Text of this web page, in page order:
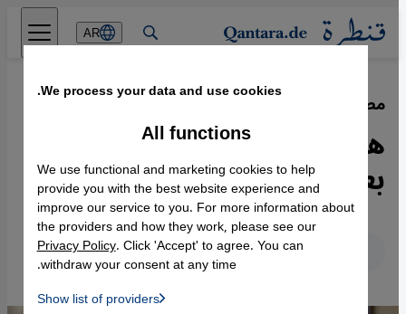
Direkt zum Inhalt springen
AR
مصر قبل الانتخابات الرئاسية 2014 ·
24.05.2014
هل ينذر انتخاب السيسي
بعودة دولة الضباط السلطوية؟
English عربي
We process your data and use cookies.
All functions
We use functional and marketing cookies to help
provide you with the best website experience and
improve our service to you. For more information about
the providers and how they work, please see our
Privacy Policy. Click 'Accept' to agree. You can
withdraw your consent at any time.
Show list of providers